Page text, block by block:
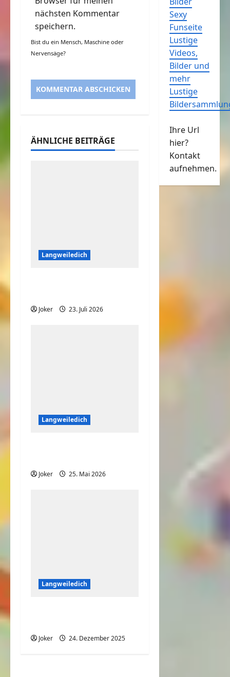
nächsten Kommentar
speichern.
Bist du ein Mensch, Maschine oder
Nervensäge?
ÄHNLICHE BEITRÄGE
Langweiledich
Joker 23. Juli 2026
Langweiledich
Joker 25. Mai 2026
Langweiledich
Joker 24. Dezember 2025
Sexy
Funseite
Lustige
Videos,
Bilder und
mehr
Lustige
Ihre Url
hier?
Kontakt
aufnehmen.